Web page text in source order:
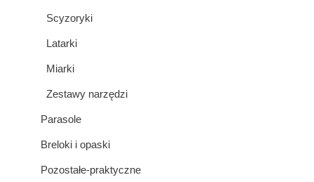
Scyzoryki
Latarki
Miarki
Zestawy narzędzi
Parasole
Breloki i opaski
Pozostałe-praktyczne